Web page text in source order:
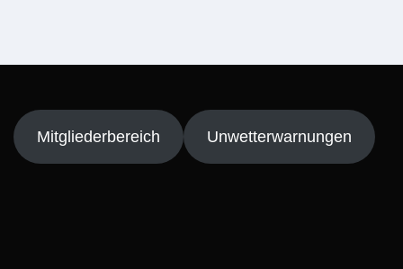
Mitgliederbereich Unwetterwarnungen